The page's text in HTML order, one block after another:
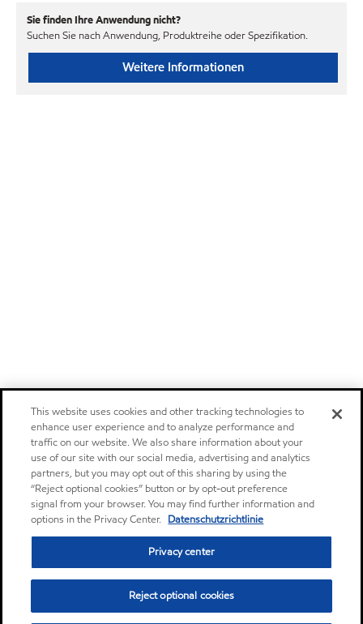
Sie finden Ihre Anwendung nicht?
Suchen Sie nach Anwendung, Produktreihe oder Spezifikation.
Weitere Informationen
This website uses cookies and other tracking technologies to
enhance user experience and to analyze performance and
traffic on our website. We also share information about your
use of our site with our social media, advertising and analytics
partners, but you may opt out of this sharing by using the
“Reject optional cookies” button or by opt-out preference
signal from your browser. You may find further information and
options in the Privacy Center. Datenschutzrichtlinie
Privacy center
Reject optional cookies